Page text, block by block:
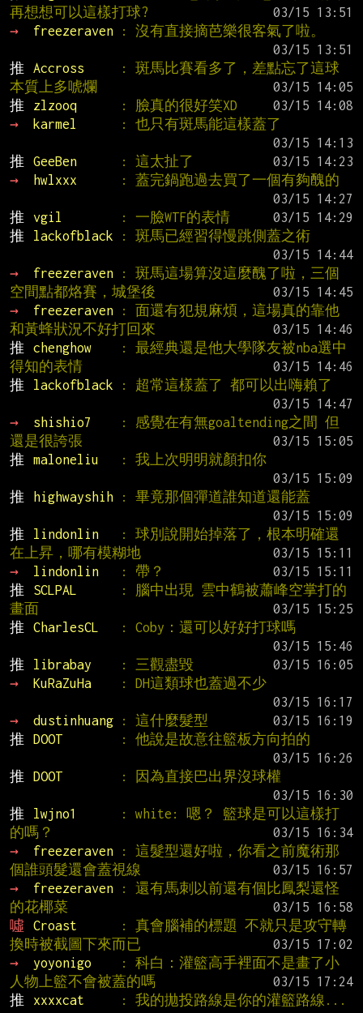
再想想可以這樣打球?
→
freezeraven
: 沒有直接摘芭樂很客氣了啦。
推
Accross
: 斑馬比賽看多了，差點忘了這球
本質上多唬爛
推
zlzooq : 臉真的很好笑XD
→
karmel
: 也只有斑馬能這樣蓋了
推
GeeBen : 這太扯了
→
hwlxxx
: 蓋完鍋跑過去買了一個有夠醜的
推
vgil : 一臉WTF的表情
推
lackofblack
: 斑馬已經習得慢跳側蓋之術
→
freezeraven
: 斑馬這場算沒這麼醜了啦，三個
空間點都烙賽，城堡後
→
freezeraven
: 面還有犯規麻煩，這場真的靠他
和黃蜂狀況不好打回來
推
chenghow
: 最經典還是他大學隊友被nba選中
得知的表情
推
lackofblack
: 超常這樣蓋了 都可以出嗨賴了
→
shishio7
: 感覺在有無goaltending之間 但
還是很誇張
推
maloneliu
: 我上次明明就顏扣你
推
highwayshih
: 畢竟那個彈道誰知道還能蓋
推
lindonlin
: 球別說開始掉落了，根本明確還
在上昇，哪有模糊地
→
lindonlin : 帶？
推
SCLPAL
: 腦中出現 雲中鶴被蕭峰空掌打的
畫面
推
CharlesCL
: Coby：還可以好好打球嗎
推
librabay : 三觀盡毀
→
KuRaZuHa
: DH這類球也蓋過不少
→
dustinhuang : 這什麼髮型
推
DOOT
: 他說是故意往籃板方向拍的
推
DOOT
: 因為直接巴出界沒球權
推
lwjno1
: white: 嗯？ 籃球是可以這樣打
的嗎？
→
freezeraven
: 這髮型還好啦，你看之前魔術那
個誰頭髮還會蓋視線
→
freezeraven
: 還有馬刺以前還有個比鳳梨還怪
的花椰菜
噓
Croast
: 真會腦補的標題 不就只是攻守轉
換時被截圖下來而已
→
yoyonigo
: 科白：灌籃高手裡面不是畫了小
人物上籃不會被蓋的嗎
推
xxxxcat
: 我的拋投路線是你的灌籃路線...